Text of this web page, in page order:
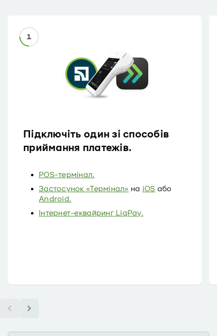
Підключіть один зі способів
приймання платежів.
POS-термінал.
Застосунок «Термінал» на iOS або
Android.
Інтернет-еквайринг LiqPay.